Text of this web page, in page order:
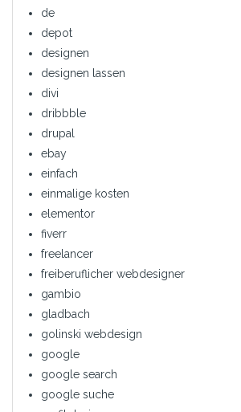
de
depot
designen
designen lassen
divi
dribbble
drupal
ebay
einfach
einmalige kosten
elementor
fiverr
freelancer
freiberuflicher webdesigner
gambio
gladbach
golinski webdesign
google
google search
google suche